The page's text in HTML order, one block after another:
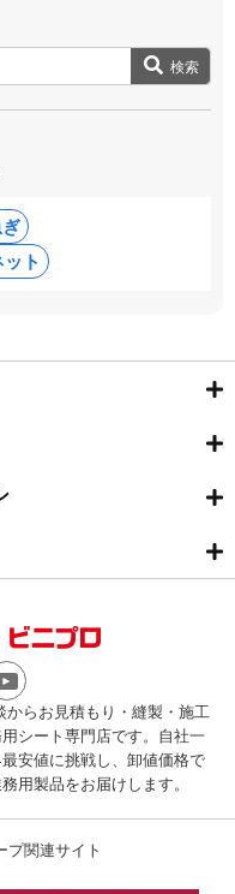
検索
ト
からお見積もり・縫製・施工
シート専門店です。自社一
安値に挑戦し、卸値価格で
用製品をお届けします。
プ関連サイト